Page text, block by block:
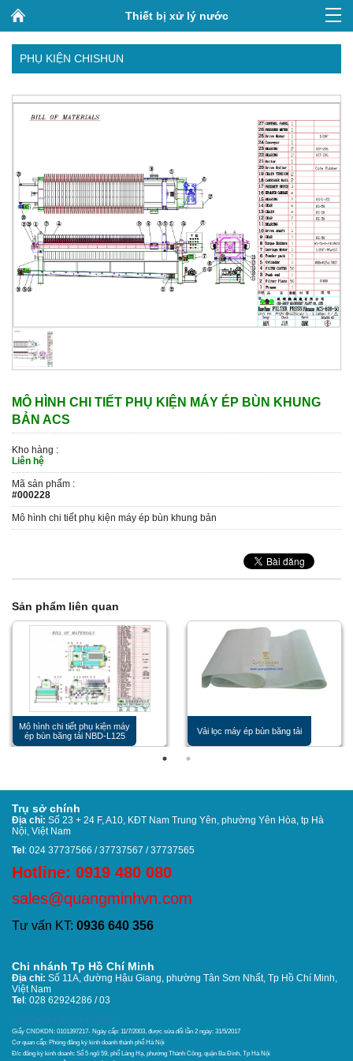
Thiết bị xử lý nước
PHỤ KIỆN CHISHUN
MÔ HÌNH CHI TIẾT PHỤ KIỆN MÁY ÉP BÙN KHUNG
BẢN ACS
Kho hàng :
Liên hệ
Mã sản phẩm :
#000228
Mô hình chi tiết phụ kiện máy ép bùn khung bản
Sản phẩm liên quan
Mô hình chi tiết phụ kiện máy
ép bùn băng tải NBD-L125
Vải lọc máy ép bùn băng tải
Trụ sở chính
Địa chỉ: Số 23 + 24 F, A10, KĐT Nam Trung Yên, phường Yên Hòa, tp Hà
Nội, Việt Nam
Tel : 024 37737566 / 37737567 / 37737565
Hotline: 0919 480 080
sales@quangminhvn.com
Tư vấn KT: 0936 640 356
Chi nhánh Tp Hồ Chí Minh
Địa chỉ: Số 11A, đường Hậu Giang, phường Tân Sơn Nhất, Tp Hồ Chí Minh,
Việt Nam
Tel : 028 62924286 / 03
CHÍNH SÁCH & QUY ĐỊNH CHUNG
Giấy CNDKDN: 0101397217- Ngày cấp: 11/7/2003, được sửa đổi lần 2 ngày: 31/5/2017
Cơ quan cấp: Phòng đăng ký kinh doanh thánh phố Hà Nội
Đ/c đăng ký kinh doanh: Số 5 ngõ 59, phố Láng Hạ, phường Thành Công, quận Ba Đình, Tp Hà Nội